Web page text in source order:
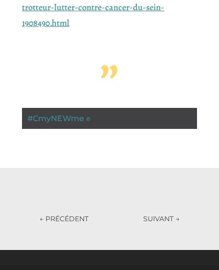
trotteur-lutter-contre-cancer-du-sein-
1908490.html
”
#CmyNEWme ✊
← PRÉCÉDENT SUIVANT →